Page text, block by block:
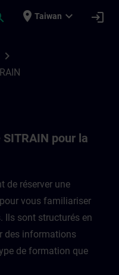
place Taiwan expand_more login
chevron_right
pour la
de réserver une
vous familiariser
Ils sont structurés en
des informations
de formation que